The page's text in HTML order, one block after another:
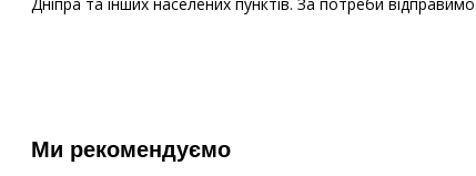
Ми рекомендуємо